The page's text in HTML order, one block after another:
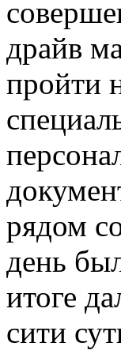
драйв
пройти
рядом
день
итоге
сити